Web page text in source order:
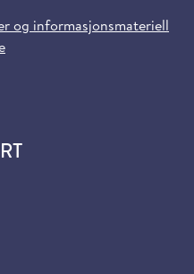
og informasjonsmateriell